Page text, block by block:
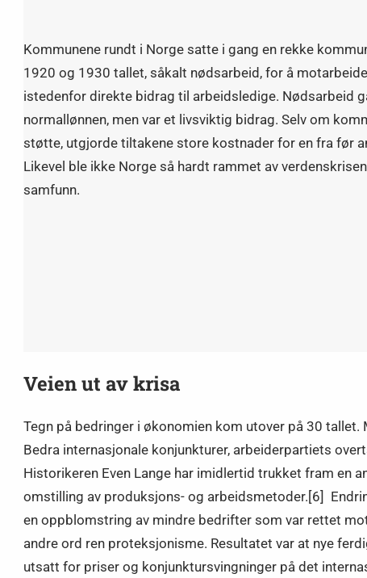
Kommunene rundt i Norge satte i gang en rekke
1920 og 1930 tallet, såkalt nødsarbeid, for å
istedenfor direkte bidrag til arbeidsledige. Nødsarbeid
normallønnen, men var et livsviktig bidrag. Selv om
støtte, utgjorde tiltakene store kostnader for en fra før
Likevel ble ikke Norge så hardt rammet av
samfunn.
Veien ut av krisa
Tegn på bedringer i økonomien kom utover på 30
Bedra internasjonale konjunkturer, arbeiderpartiets
Historikeren Even Lange har imidlertid trukket fram en
omstilling av produksjons- og arbeidsmetoder.[6]
en oppblomstring av mindre bedrifter som var rettet
andre ord ren proteksjonisme. Resultatet var at nye
utsatt for priser og konjunktursvingninger på det